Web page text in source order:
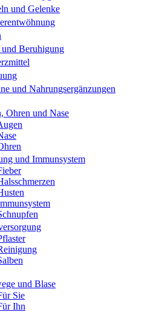
und Gelenke
und Beruhigung
und Nahrungsergänzungen
Ohren und Nase
und Immunsystem
und Blase
Sie
Ihn